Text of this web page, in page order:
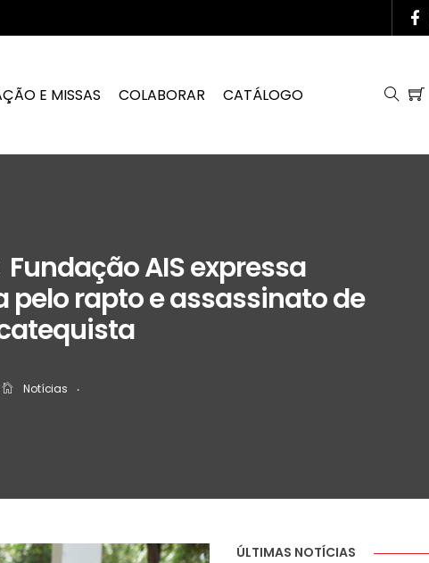
E MISSAS COLABORAR CATÁLOGO
Fundação AIS expressa
pelo rapto e assassinato de
Notícias ‧
ÚLTIMAS NOTÍCIAS